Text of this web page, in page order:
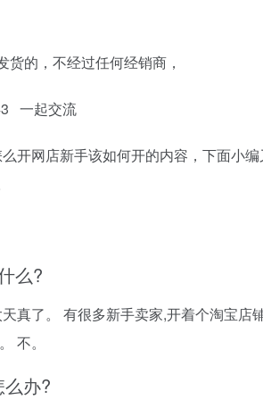
的，不经过任何经销商，
一起交流
开网店新手该如何开的内容，下面小
么?
真了。 有很多新手卖家,开着个淘宝店
不。
办?